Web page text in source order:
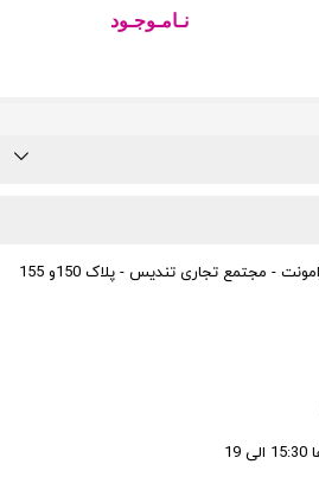
نـامـوجـود
- مجتمع تجاری تندیس - پلاک 150و 155